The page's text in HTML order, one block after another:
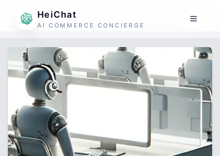
HeiChat
AI COMMERCE CONCIERGE